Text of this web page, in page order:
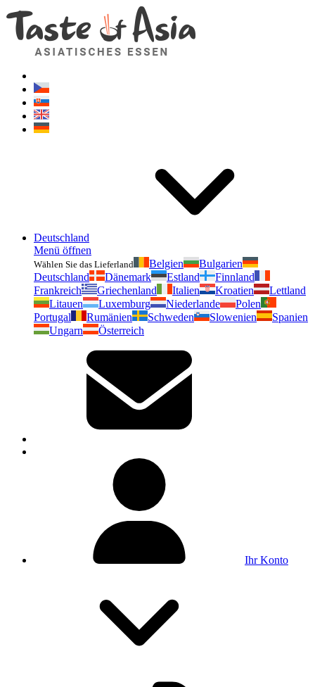
Deutschland
Menü öffnen
Wählen Sie das Lieferland Belgien
Bulgarien
Deutschland
Dänemark Estland
Finnland
Frankreich
Griechenland Italien Kroatien
Lettland
Litauen
Luxemburg Niederlande
Polen
Portugal
Rumänien Schweden Slowenien
Spanien
Ungarn
Österreich
Ihr Konto
Geschmackvonasien.de
Zögern Sie nicht zu fragen. Ich bin für Sie da!